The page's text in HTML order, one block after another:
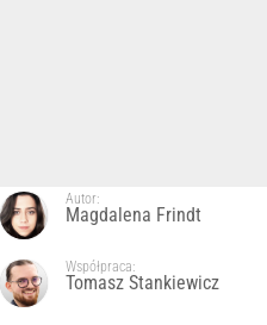
Autor:
Magdalena Frindt
Współpraca:
Tomasz Stankiewicz